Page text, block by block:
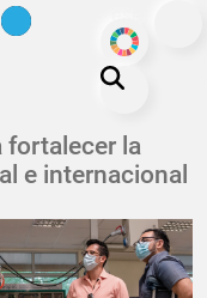
contenido principal
ODS
fortalecer la
e internacional